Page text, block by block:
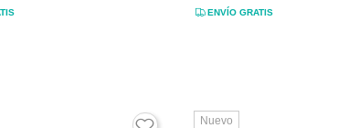
ENVÍO GRATIS
Nuevo